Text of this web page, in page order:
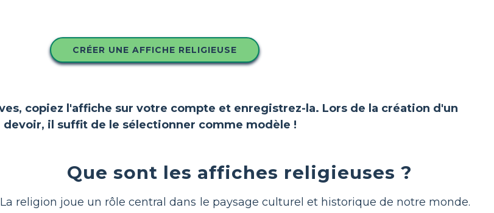
CRÉER UNE AFFICHE RELIGIEUSE
copiez l'affiche sur votre compte et enregistrez-la. Lors de la création d'un
devoir, il suffit de le sélectionner comme modèle !
Que sont les affiches religieuses ?
La religion joue un rôle central dans le paysage culturel et historique de notre monde.